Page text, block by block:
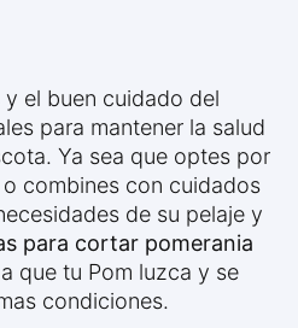
el buen cuidado del
para mantener la salud
Ya sea que optes por
combines con cuidados
de su pelaje y
para cortar pomerania
que tu Pom luzca y se
condiciones.